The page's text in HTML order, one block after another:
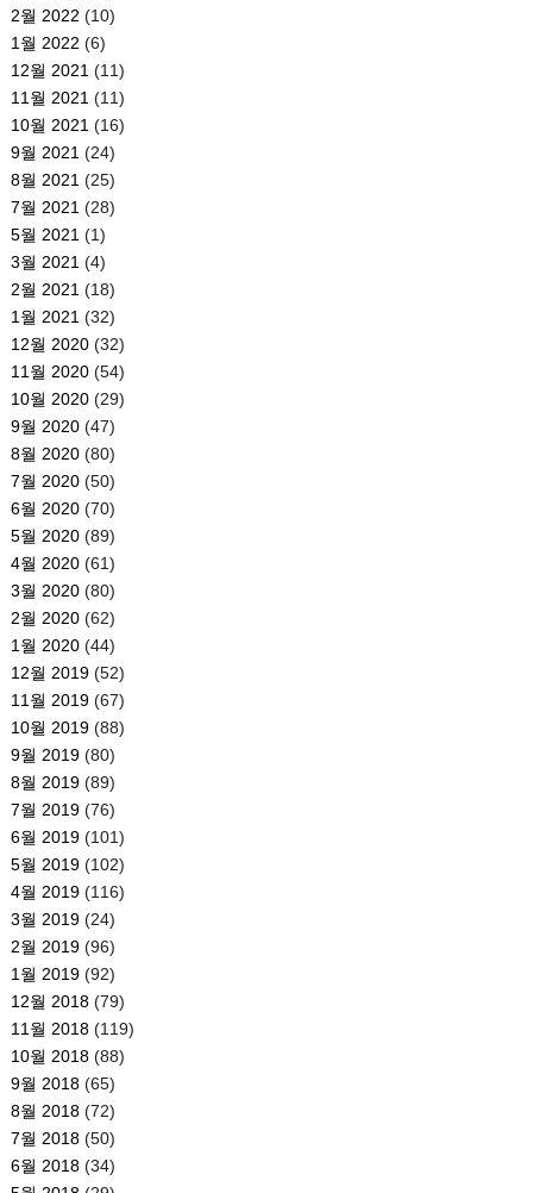
2월 2022 (10)
1월 2022 (6)
12월 2021 (11)
11월 2021 (11)
10월 2021 (16)
9월 2021 (24)
8월 2021 (25)
7월 2021 (28)
5월 2021 (1)
3월 2021 (4)
2월 2021 (18)
1월 2021 (32)
12월 2020(32)
11월 2020(54)
10월 2020(29)
9월 2020(47)
8월 2020(80)
7월 2020(50)
6월 2020(70)
5월 2020(89)
4월 2020(61)
3월 2020(80)
2월 2020(62)
1월 2020(44)
12월 2019(52)
11월 2019(67)
10월 2019(88)
9월 2019(80)
8월 2019(89)
7월 2019(76)
6월 2019(101)
5월 2019(102)
4월 2019(116)
3월 2019(24)
2월 2019(96)
1월 2019(92)
12월 2018(79)
11월 2018(119)
10월 2018(88)
9월 2018(65)
8월 2018(72)
7월 2018(50)
6월 2018(34)